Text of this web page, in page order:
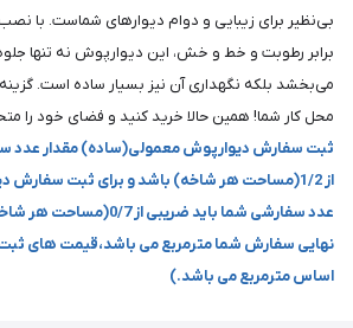
بی‌نظیر برای زیبایی و دوام دیوارهای شماست. با نصب
برابر رطوبت و خط و خش، این دیوارپوش نه تنها
می‌بخشد بلکه نگهداری آن نیز بسیار ساده است.
محل کار شما! همین حالا خرید کنید و فضای خود را
ثبت سفارش دیوارپوش معمولی(ساده) مقدار عدد
از 1/2(مساحت هر شاخه) باشد و برای ثبت
عدد سفارشی شما باید ضریبی
نهایی سفارش شما مترمربع می باشد،قیمت های
اساس مترمربع می باشد.)